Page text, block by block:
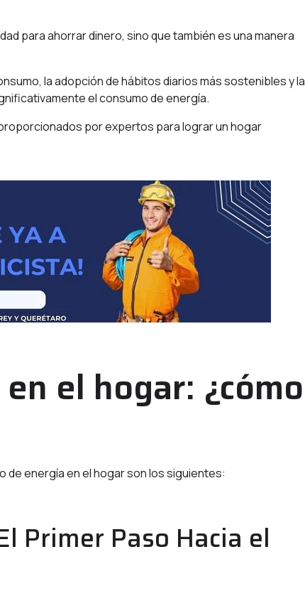
para ahorrar dinero, sino que también es una manera
la adopción de hábitos diarios más sostenibles y la
el consumo de energía.
por expertos para lograr un hogar
el hogar: ¿cómo
de energía en el hogar son los siguientes:
Primer Paso Hacia el